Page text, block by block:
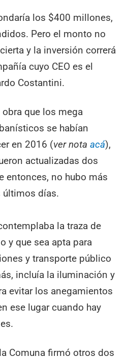
los $400 millones,
Pero el monto no
y la inversión correrá
cuyo CEO es el
Costantini.
que los mega
se habían
en 2016 (ver notaacá),
actualizadas dos
entonces, no hubo más
últimos días.
la traza de
y que sea apta para
y transporte público
incluía la iluminación y
evitar los anegamientos
ese lugar cuando hay
Comuna firmó otros dos